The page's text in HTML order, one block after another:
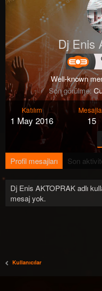
Dj Enis
Well-known
Son görülme
Katılım
1 May 2016 15
Profil mesajları Son
Dj Enis AKTOPRAK adlı
mesaj yok.
Kullanıcılar